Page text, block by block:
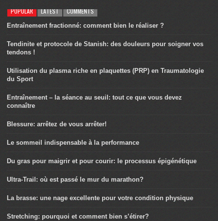
POPULAR LATEST COMMENTS
Entraînement fractionné: comment bien le réaliser ?
Tendinite et protocole de Stanish: des douleurs pour soigner vos
tendons !
Utilisation du plasma riche en plaquettes (PRP) en Traumatologie
du Sport
Entraînement – la séance au seuil: tout ce que vous devez
connaître
Blessure: arrêtez de vous arrêter!
Le sommeil indispensable à la performance
Du gras pour maigrir et pour courir: le processus épigénétique
Ultra-Trail: où est passé le mur du marathon?
La brasse: une nage excellente pour votre condition physique
Stretching: pourquoi et comment bien s’étirer?